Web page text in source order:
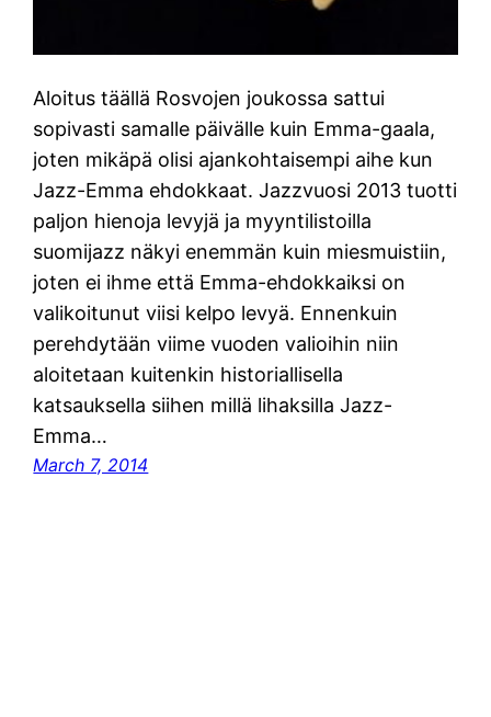
Aloitus täällä Rosvojen joukossa sattui
sopivasti samalle päivälle kuin Emma-gaala,
joten mikäpä olisi ajankohtaisempi aihe kun
Jazz-Emma ehdokkaat. Jazzvuosi 2013 tuotti
paljon hienoja levyjä ja myyntilistoilla
suomijazz näkyi enemmän kuin miesmuistiin,
joten ei ihme että Emma-ehdokkaiksi on
valikoitunut viisi kelpo levyä. Ennenkuin
perehdytään viime vuoden valioihin niin
aloitetaan kuitenkin historiallisella
katsauksella siihen millä lihaksilla Jazz-
Emma…
March 7, 2014